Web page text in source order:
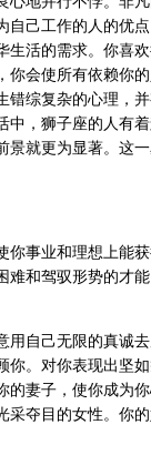
己工作的人的优
活的需求。你喜
会使所有依赖你
综复杂的心理，
，狮子座的人有
就更为显著。这
事业和理想上能获
和驾驭形势的才
自己无限的真诚去
你。对你表现出坚
的妻子，使你成为
夺目的女性。你